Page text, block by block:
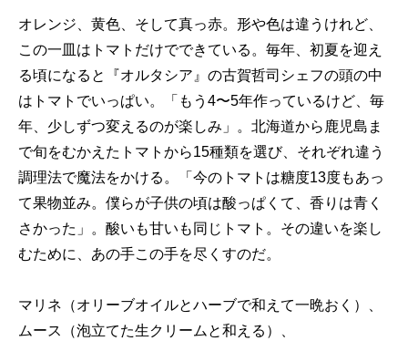
オレンジ、黄色、そして真っ赤。形や色は違うけれど、
この一皿はトマトだけでできている。毎年、初夏を迎え
る頃になると『オルタシア』の古賀哲司シェフの頭の中
はトマトでいっぱい。「もう4〜5年作っているけど、毎
年、少しずつ変えるのが楽しみ」。北海道から鹿児島ま
で旬をむかえたトマトから15種類を選び、それぞれ違う
調理法で魔法をかける。「今のトマトは糖度13度もあっ
て果物並み。僕らが子供の頃は酸っぱくて、香りは青く
さかった」。酸いも甘いも同じトマト。その違いを楽し
むために、あの手この手を尽くすのだ。
マリネ（オリーブオイルとハーブで和えて一晩おく）、
ムース（泡立てた生クリームと和える）、